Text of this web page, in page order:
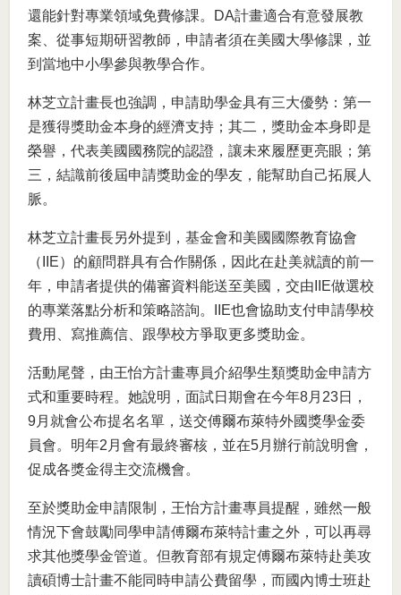
還能針對專業領域免費修課。DA計畫適合有意發展教
案、從事短期研習教師，申請者須在美國大學修課，並
到當地中小學參與教學合作。
林芝立計畫長也強調，申請助學金具有三大優勢：第一
是獲得獎助金本身的經濟支持；其二，獎助金本身即是
榮譽，代表美國國務院的認證，讓未來履歷更亮眼；第
三，結識前後屆申請獎助金的學友，能幫助自己拓展人
脈。
林芝立計畫長另外提到，基金會和美國國際教育協會
（IIE）的顧問群具有合作關係，因此在赴美就讀的前一
年，申請者提供的備審資料能送至美國，交由IIE做選校
的專業落點分析和策略諮詢。IIE也會協助支付申請學校
費用、寫推薦信、跟學校方爭取更多獎助金。
活動尾聲，由王怡方計畫專員介紹學生類獎助金申請方
式和重要時程。她說明，面試日期會在今年8月23日，
9月就會公布提名名單，送交傅爾布萊特外國獎學金委
員會。明年2月會有最終審核，並在5月辦行前說明會，
促成各獎金得主交流機會。
至於獎助金申請限制，王怡方計畫專員提醒，雖然一般
情況下會鼓勵同學申請傅爾布萊特計畫之外，可以再尋
求其他獎學金管道。但教育部有規定傅爾布萊特赴美攻
讀碩博士計畫不能同時申請公費留學，而國內博士班赴